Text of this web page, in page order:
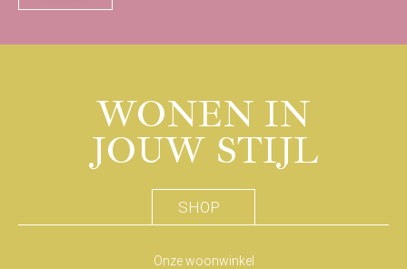
WONEN IN
JOUW STIJL
SHOP
Onze woonwinkel